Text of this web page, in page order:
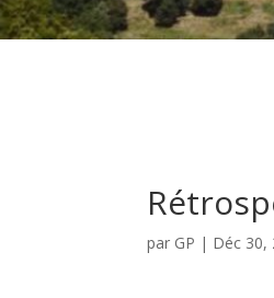
par GP | Déc 30,